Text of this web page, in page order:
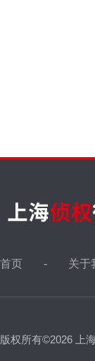
首页 关于
版权所有©2026 上